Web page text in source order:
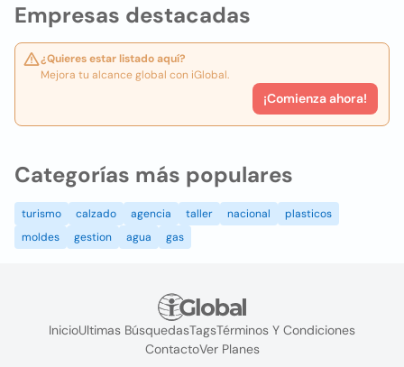
Empresas destacadas
¿Quieres estar listado aquí?
Mejora tu alcance global con iGlobal.
¡Comienza ahora!
Categorías más populares
turismo calzado agencia taller nacional
plasticos
moldes
gestion agua gas
InicioUltimas BúsquedasTagsTérminos Y Condiciones
ContactoVer Planes